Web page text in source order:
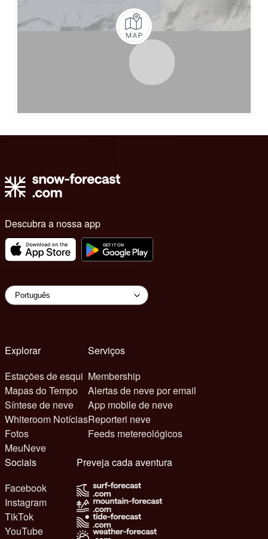
Descubra a nossa app
Explorar
Estações de esqui
Mapas do Tempo
Síntese de neve
Whiteroom Notícias
Fotos
MeuNeve
Serviços
Membership
Alertas de neve por email
App mobile de neve
Reporteri neve
Feeds metereológicos
Sociais
Facebook
Instagram
TikTok
YouTube
Preveja cada aventura